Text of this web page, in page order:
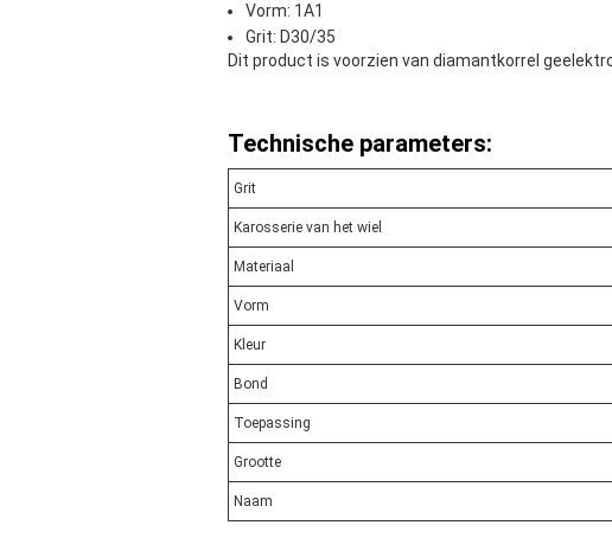
Vorm: 1A1
Grit: D30/35
Dit product is voorzien van diamantkorrel
Technische parameters:
Grit
Karosserie van het wiel
Materiaal
Vorm
Kleur
Bond
Toepassing
Grootte
Naam